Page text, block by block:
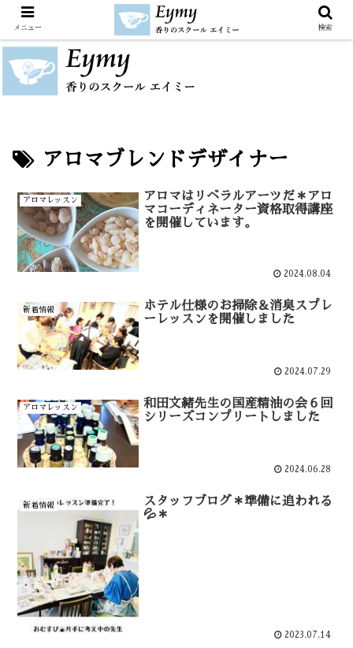
アロマブレンドデザイナー
アロマレッスン
アロマはリベラルアーツだ＊アロ
マコーディネーター資格取得講座
を開催しています。
2024.08.04
新着情報
ホテル仕様のお掃除＆消臭スプレ
ーレッスンを開催しました
2024.07.29
アロマレッスン
和田文緒先生の国産精油の会６回
シリーズコンプリートしました
2024.06.28
新着情報
スタッフブログ＊準備に追われる
💦＊
2023.07.14
メニュー 検索